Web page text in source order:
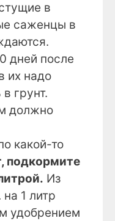
в
саженцы в
дней после
их надо
грунт.
должно
какой-то
подкормите
Из
1 литр
удобрением